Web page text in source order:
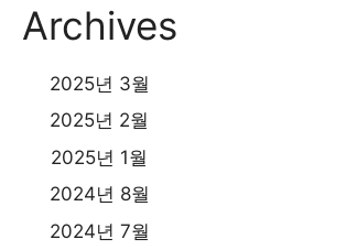
Archives
2025년 3월
2025년 2월
2025년 1월
2024년 8월
2024년 7월